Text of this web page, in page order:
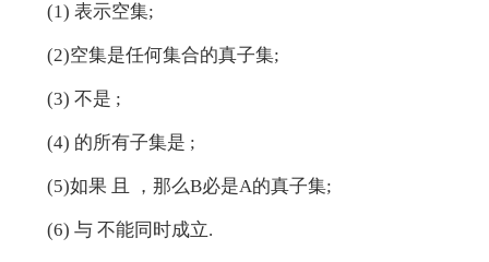
(1) 表示空集;
(2)空集是任何集合的真子集;
(3) 不是 ;
(4) 的所有子集是 ;
(5)如果 且 ，那么B必是A的真子集;
(6) 与 不能同时成立.